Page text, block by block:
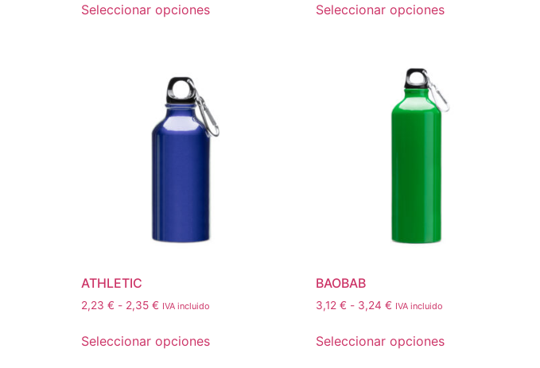
Seleccionar opciones Seleccionar opciones
ATHLETIC
2,23 € - 2,35 € IVA incluido
Seleccionar opciones
BAOBAB
3,12 € - 3,24 € IVA incluido
Seleccionar opciones